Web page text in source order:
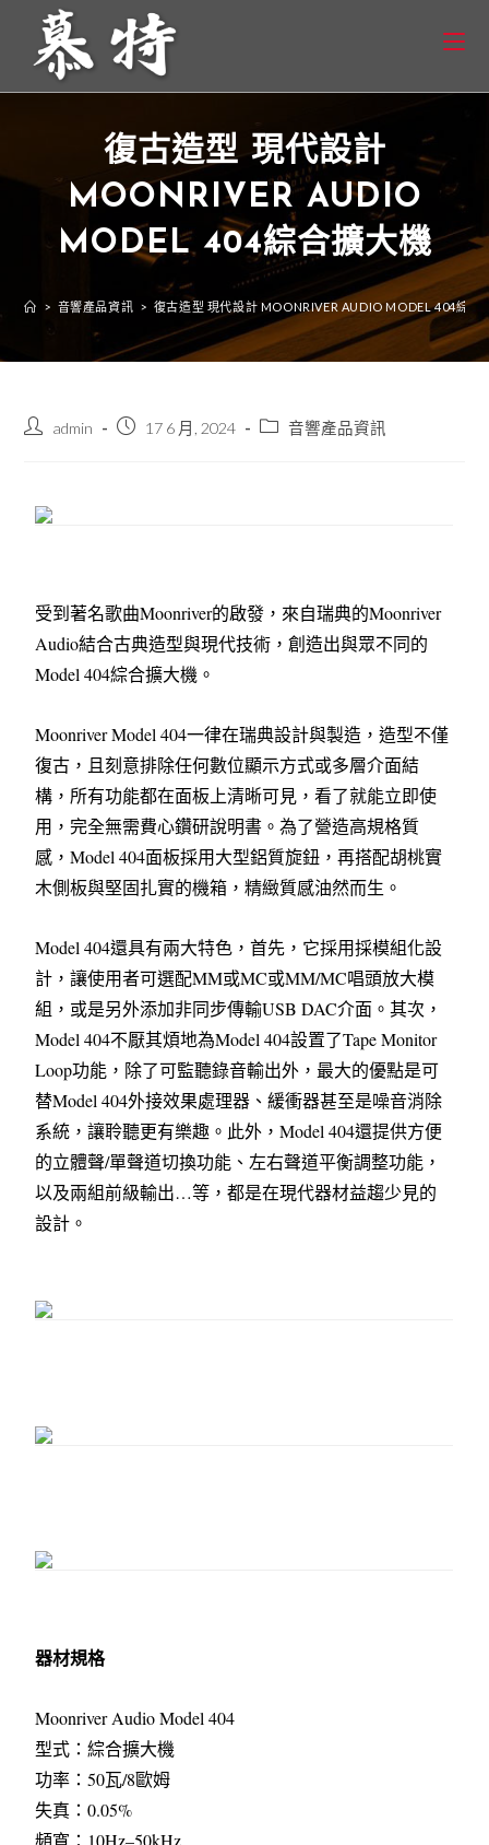
復古造型 現代設計
MOONRIVER AUDIO
MODEL 404綜合擴大機
> 音響產品資訊 > 復古造型 現代設計 MOONRIVER AUDIO MODEL 404綜合
admin 17 6 月, 2024 音響產品資訊
受到著名歌曲Moonriver的啟發，來自瑞典的Moonriver
Audio結合古典造型與現代技術，創造出與眾不同的
Model 404綜合擴大機。
Moonriver Model 404一律在瑞典設計與製造，造型不僅
復古，且刻意排除任何數位顯示方式或多層介面結
構，所有功能都在面板上清晰可見，看了就能立即使
用，完全無需費心鑽研說明書。為了營造高規格質
感，Model 404面板採用大型鋁質旋鈕，再搭配胡桃實
木側板與堅固扎實的機箱，精緻質感油然而生。
Model 404還具有兩大特色，首先，它採用採模組化設
計，讓使用者可選配MM或MC或MM/MC唱頭放大模
組，或是另外添加非同步傳輸USB DAC介面。其次，
Model 404不厭其煩地為Model 404設置了Tape Monitor
Loop功能，除了可監聽錄音輸出外，最大的優點是可
替Model 404外接效果處理器、緩衝器甚至是噪音消除
系統，讓聆聽更有樂趣。此外，Model 404還提供方便
的立體聲/單聲道切換功能、左右聲道平衡調整功能，
以及兩組前級輸出…等，都是在現代器材益趨少見的
設計。
器材規格
Moonriver Audio Model 404
型式：綜合擴大機
功率：50瓦/8歐姆
失真：0.05%
頻寬：10Hz–50kHz